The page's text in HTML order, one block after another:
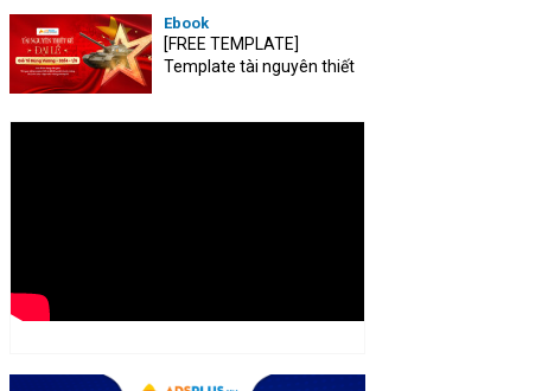
Ebook
[FREE TEMPLATE]
Template tài nguyên thiết